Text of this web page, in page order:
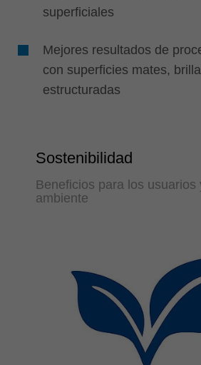
superficiales
Mejores resultados de
con superficies mates,
estructuradas
Sostenibilidad
Beneficios para los usuarios
ambiente